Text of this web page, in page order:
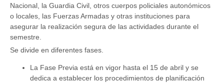
Nacional, la Guardia Civil, otros cuerpos policiales autonómicos
o locales, las Fuerzas Armadas y otras instituciones para
asegurar la realización segura de las actividades durante el
semestre.
Se divide en diferentes fases.
La Fase Previa está en vigor hasta el 15 de abril y se
dedica a establecer los procedimientos de planificación